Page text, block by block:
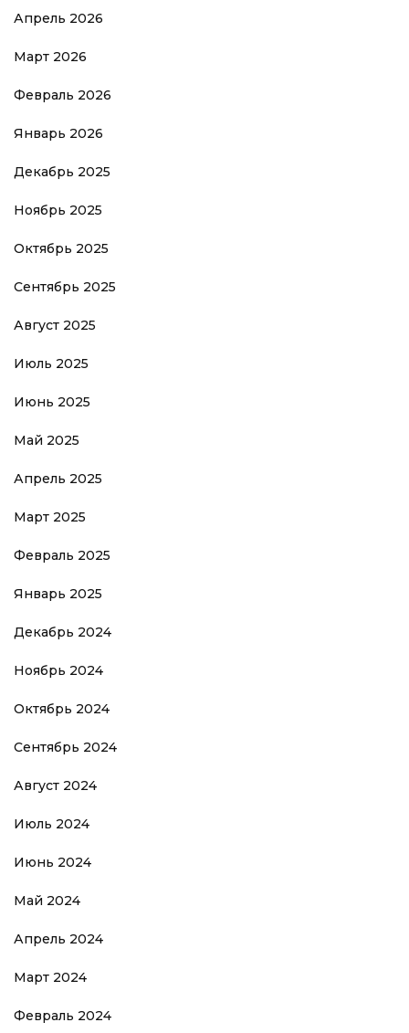
Апрель 2026
Март 2026
Февраль 2026
Январь 2026
Декабрь 2025
Ноябрь 2025
Октябрь 2025
Сентябрь 2025
Август 2025
Июль 2025
Июнь 2025
Май 2025
Апрель 2025
Март 2025
Февраль 2025
Январь 2025
Декабрь 2024
Ноябрь 2024
Октябрь 2024
Сентябрь 2024
Август 2024
Июль 2024
Июнь 2024
Май 2024
Апрель 2024
Март 2024
Февраль 2024